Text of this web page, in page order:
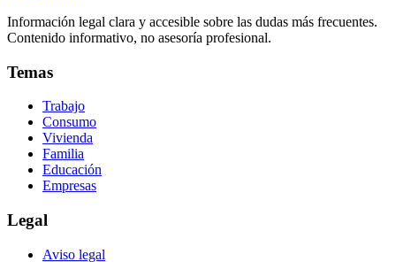
Información legal clara y accesible sobre las dudas más frecuentes.
Contenido informativo, no asesoría profesional.
Temas
Trabajo
Consumo
Vivienda
Familia
Educación
Empresas
Legal
Aviso legal